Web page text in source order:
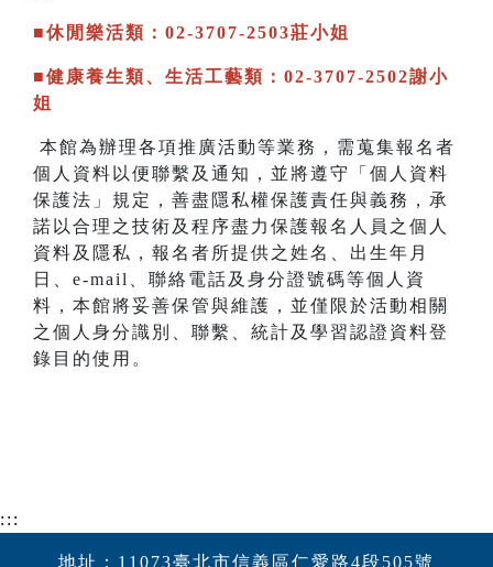
■休閒樂活類：02-3707-2503莊小姐
■健康養生類、生活工藝類：02-3707-2502謝小
姐
本館為辦理各項推廣活動等業務，需蒐集報名者
個人資料以便聯繫及通知，並將遵守「個人資料
保護法」規定，善盡隱私權保護責任與義務，承
諾以合理之技術及程序盡力保護報名人員之個人
資料及隱私，報名者所提供之姓名、出生年月
日、e-mail、聯絡電話及身分證號碼等個人資
料，本館將妥善保管與維護，並僅限於活動相關
之個人身分識別、聯繫、統計及學習認證資料登
錄目的使用。
:::
地址：11073臺北市信義區仁愛路4段505號